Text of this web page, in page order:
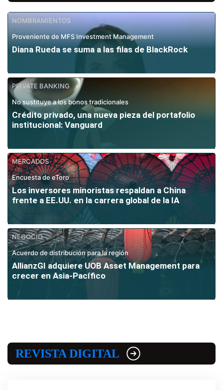
NOMBRAMIENTOS
Proveniente de MFS Investment Management
Diana Rueda se suma a las filas de BlackRock
PRIVATE BANKING
No sustituye a los bonos tradicionales
Crédito privado, una nueva pieza del portafolio
institucional: Vanguard
MERCADOS
Encuesta de eToro
Los inversores minoristas respaldan a China
frente a EE.UU. en la carrera global de la IA
NEGOCIO
Acuerdo de distribución para la región
AllianzGI adquiere UOB Asset Management para
crecer en Asia-Pacífico
REVISTA DIGITAL